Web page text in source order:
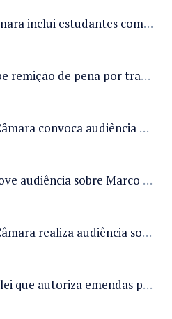
Projeto na Câmara inclui estudantes com deficiência no regime escolar especial da LDB e estabelece critérios para frequência
PL 82/26 proíbe remição de pena por trabalho em funções militares para condenados por crimes contra o Estado Democrático de Direito
Comissão da Câmara convoca audiência para discutir misoginia nas escolas e universidades após divulgação de listas misóginas
Câmara promove audiência sobre Marco de Fomento à Economia Digital e impactos da inteligência artificial
Comissão da Câmara realiza audiência sobre apostas online para medir o tamanho do mercado ilegal
Lula sanciona lei que autoriza emendas parlamentares para atendimento pré-hospitalar pelos bombeiros